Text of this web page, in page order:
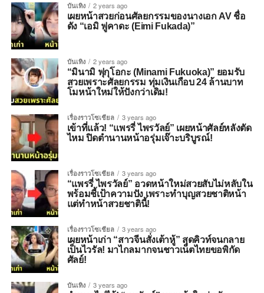
บันเทิง 2 years ago
เผยหน้าสวยก่อนศัลยกรรมของนางเอก AV ชื่อ
ดัง “เอมิ ฟูคาดะ (Eimi Fukada)”
บันเทิง 2 years ago
“มินามิ ฟุกุโอกะ (Minami Fukuoka)” ยอมรับ
สวยเพราะศัลยกรรม ทุ่มเงินเกือบ 24 ล้านบาท
โมหน้าใหม่ให้ปังกว่าเดิม!
เรื่องราวโซเชียล 3 years ago
เข้าที่แล้ว! “แพรรี่ ไพรวัลย์” เผยหน้าศัลย์หลังตัด
ไหม ปิดตำนานหน้าอรุ่มเจ๊าะบริบูรณ์!
เรื่องราวโซเชียล 3 years ago
“แพรรี่ ไพรวัลย์” อวดหน้าใหม่สวยสับไม่หลับใน
พร้อมชี้เป้าความปัง เพราะทำบุญสวยชาติหน้า
แต่ทำหน้าสวยชาตินี้!
เรื่องราวโซเชียล 3 years ago
เผยหน้าเก่า “สาวจีนสั่งเต้าหู้” สุดคิวท์จนกลาย
เป็นไวรัล! มาไกลมากจนชาวเน็ตไทยขอพิกัด
ศัลย์!
บันเทิง 3 years ago